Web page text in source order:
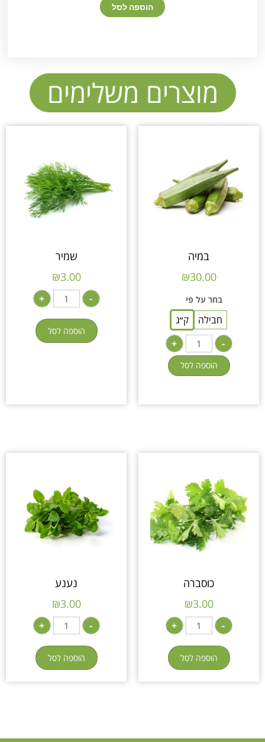
הוספה לסל
מוצרים משלימים
במיה
₪30.00
בחר על פי
חבילה
ק״ג
-
+
הוספה לסל
שמיר
₪3.00
-
+
הוספה לסל
כוסברה
₪3.00
-
+
הוספה לסל
נענע
₪3.00
-
+
הוספה לסל